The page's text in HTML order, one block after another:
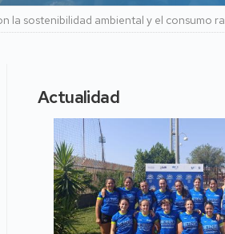
la sostenibilidad ambiental y el consumo
Actualidad